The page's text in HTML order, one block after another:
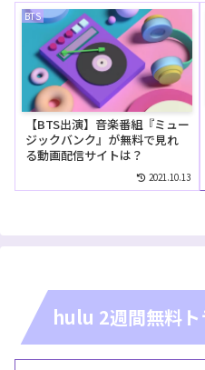
BTS
【BTS出演】音楽番組『ミュー
ジックバンク』が無料で見れ
る動画配信サイトは？
2021.10.13
hulu 2週間無料ト